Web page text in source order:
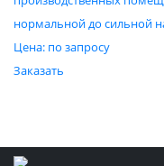
нормальной до сильной
Цена: по запросу
Заказать